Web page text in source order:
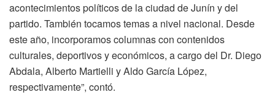
acontecimientos políticos de la ciudad de Junín y del
partido. También tocamos temas a nivel nacional. Desde
este año, incorporamos columnas con contenidos
culturales, deportivos y económicos, a cargo del Dr. Diego
Abdala, Alberto Martielli y Aldo García López,
respectivamente”, contó.